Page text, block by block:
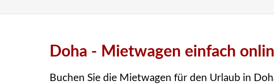
Doha - Mietwagen einfach
Buchen Sie die Mietwagen für den Urlaub in